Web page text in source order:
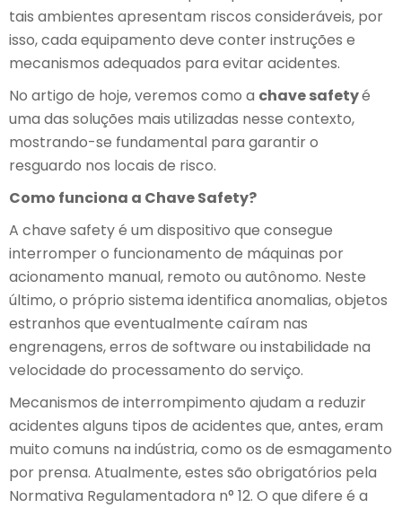
tais ambientes apresentam riscos consideráveis, por
isso, cada equipamento deve conter instruções e
mecanismos adequados para evitar acidentes.
No artigo de hoje, veremos como a chave safetyé
uma das soluções mais utilizadas nesse contexto,
mostrando-se fundamental para garantir o
resguardo nos locais de risco.
Como funciona a Chave Safety?
A chave safety é um dispositivo que consegue
interromper o funcionamento de máquinas por
acionamento manual, remoto ou autônomo. Neste
último, o próprio sistema identifica anomalias, objetos
estranhos que eventualmente caíram nas
engrenagens, erros de software ou instabilidade na
velocidade do processamento do serviço.
Mecanismos de interrompimento ajudam a reduzir
acidentes alguns tipos de acidentes que, antes, eram
muito comuns na indústria, como os de esmagamento
por prensa. Atualmente, estes são obrigatórios pela
Normativa Regulamentadora n° 12. O que difere é a